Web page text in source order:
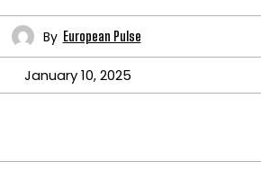
By European Pulse
January 10, 2025